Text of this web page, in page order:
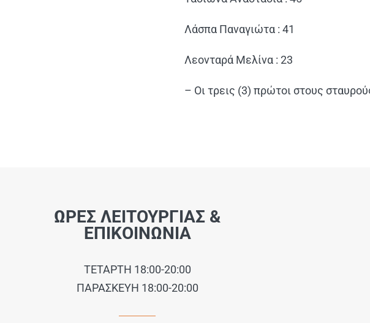
Λάσπα Παναγιώτα : 41
Λεονταρά Μελίνα : 23
– Οι τρεις (3) πρώτοι στους
ΩΡΕΣ ΛΕΙΤΟΥΡΓΙΑΣ &
ΕΠΙΚΟΙΝΩΝΙΑ
ΤΕΤΑΡΤΗ 18:00-20:00
ΠΑΡΑΣΚΕΥΗ 18:00-20:00